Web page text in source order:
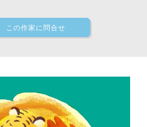
この作家に問合せ